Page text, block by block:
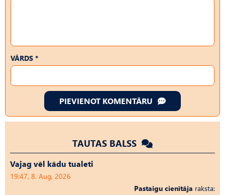
VĀRDS *
PIEVIENOT KOMENTĀRU
TAUTAS BALSS
Vajag vēl kādu tualeti
19:47, 8. Aug, 2026
Pastaigu cienītāja raksta: